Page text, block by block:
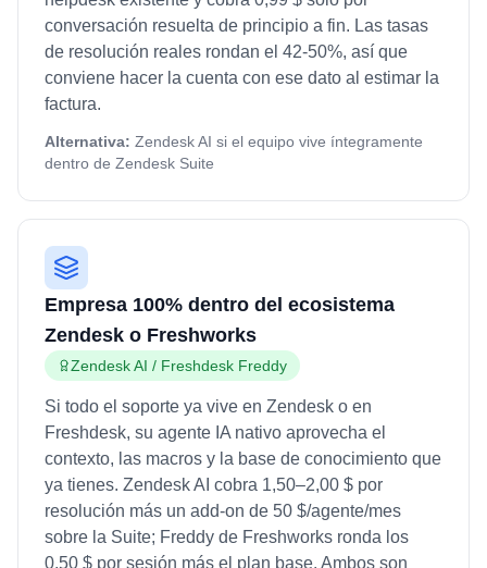
conversación resuelta de principio a fin. Las tasas
de resolución reales rondan el 42-50%, así que
conviene hacer la cuenta con ese dato al estimar la
factura.
Alternativa: Zendesk AI si el equipo vive íntegramente
dentro de Zendesk Suite
Empresa 100% dentro del ecosistema
Zendesk o Freshworks
Zendesk AI / Freshdesk Freddy
Si todo el soporte ya vive en Zendesk o en
Freshdesk, su agente IA nativo aprovecha el
contexto, las macros y la base de conocimiento que
ya tienes. Zendesk AI cobra 1,50–2,00 $ por
resolución más un add-on de 50 $/agente/mes
sobre la Suite; Freddy de Freshworks ronda los
0,50 $ por sesión más el plan base. Ambos son